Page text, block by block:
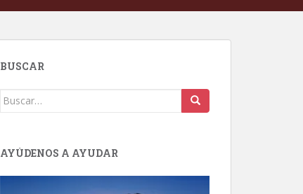
BUSCAR
Buscar:
AYÚDENOS A AYUDAR